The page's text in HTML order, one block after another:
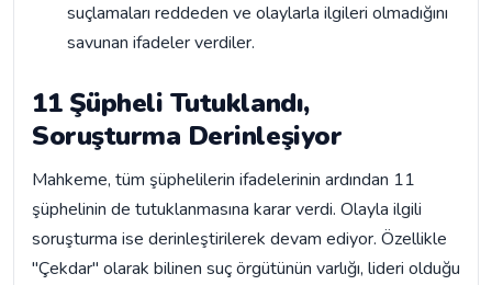
suçlamaları reddeden ve olaylarla ilgileri olmadığını
savunan ifadeler verdiler.
11 Şüpheli Tutuklandı,
Soruşturma Derinleşiyor
Mahkeme, tüm şüphelilerin ifadelerinin ardından 11
şüphelinin de tutuklanmasına karar verdi. Olayla ilgili
soruşturma ise derinleştirilerek devam ediyor. Özellikle
"Çekdar" olarak bilinen suç örgütünün varlığı, lideri olduğu